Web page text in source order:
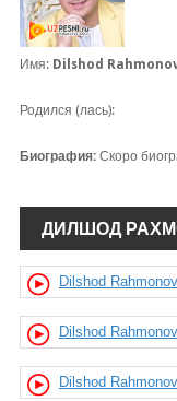
Имя: Dilshod
Родился (лась):
Биография: Скоро
ДИЛШОД
Dilshod
Dilshod
Dilshod